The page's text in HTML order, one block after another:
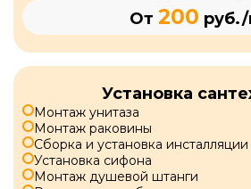
От 200
Установка
Монтаж унитаза
Монтаж раковины
Сборка и установка инсталляции
Установка сифона
Монтаж душевой штанги